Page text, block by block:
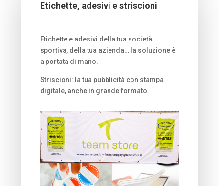
Etichette, adesivi e striscioni
Etichette e adesivi della tua società
sportiva, della tua azienda… la soluzione è
a portata di mano.
Striscioni: la tua pubblicità con stampa
digitale, anche in grande formato.